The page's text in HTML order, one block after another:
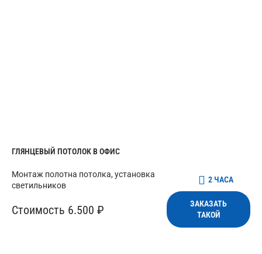
ГЛЯНЦЕВЫЙ ПОТОЛОК В ОФИС
Монтаж полотна потолка, установка
светильников
2 ЧАСА
Стоимость 6.500 ₽
ЗАКАЗАТЬ
ТАКОЙ